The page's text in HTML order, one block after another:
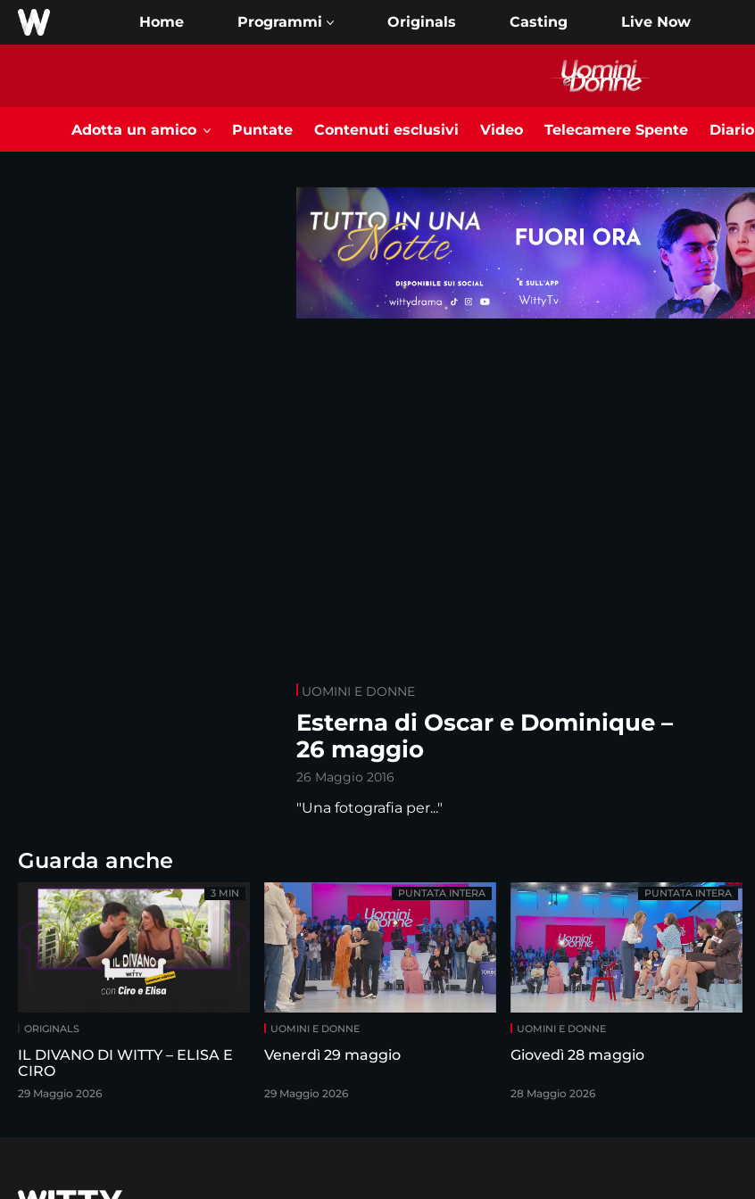
Home Originals Casting Live Now
Adotta un amico Puntate Contenuti esclusivi Video Telecamere Spente Diario
UOMINI E DONNE
Esterna di Oscar e Dominique –
26 maggio
26 Maggio 2016
"Una fotografia per..."
Guarda anche
ORIGINALS
IL DIVANO DI WITTY – ELISA E
CIRO
29 Maggio 2026
3 MIN
UOMINI E DONNE
Venerdì 29 maggio
29 Maggio 2026
PUNTATA INTERA
UOMINI E DONNE
Giovedì 28 maggio
28 Maggio 2026
PUNTATA INTERA